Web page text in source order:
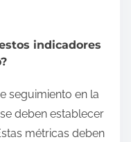
indicadores
seguimiento en la
deben establecer
métricas deben